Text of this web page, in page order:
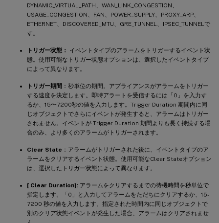
DYNAMIC_VIRTUAL_PATH、WAN_LINK_CONGESTION、
USAGE_CONGESTION、FAN、POWER_SUPPLY、PROXY_ARP、
ETHERNET、DISCOVERED_MTU、GRE_TUNNEL、IPSEC_TUNNELで
す。
トリガー状態：
イベントタイプのアラームをトリガーするイベント状
態。使用可能なトリガー状態オプションは、選択したイベントタイプ
によって異なります。
トリガー期間 ：秒単位の期間。アプライアンスがアラームをトリガー
する速度を決定します。即時アラートを受信するには「0」を入力す
るか、15〜7200秒の値を入力します。Trigger Duration 期間内に同
じオブジェクトでさらにイベントが発生すると、アラームはトリガー
されません。イベントが Trigger Duration 期間よりも長く持続する場
合のみ、より多くのアラームがトリガーされます。
Clear State ：アラームがトリガーされた後に、イベントタイプのア
ラームをクリアするイベント状態。使用可能なClear Stateオプション
は、選択したトリガー状態によって異なります。
[ Clear Duration]: アラームをクリアするまでの待機時間を秒単位で
指定します。「0」と入力してアラームをただちにクリアするか、15-
7200 秒の値を入力します。指定された時間内に同じオブジェクトで
別のクリア状態イベントが発生した場合、アラームはクリアされませ